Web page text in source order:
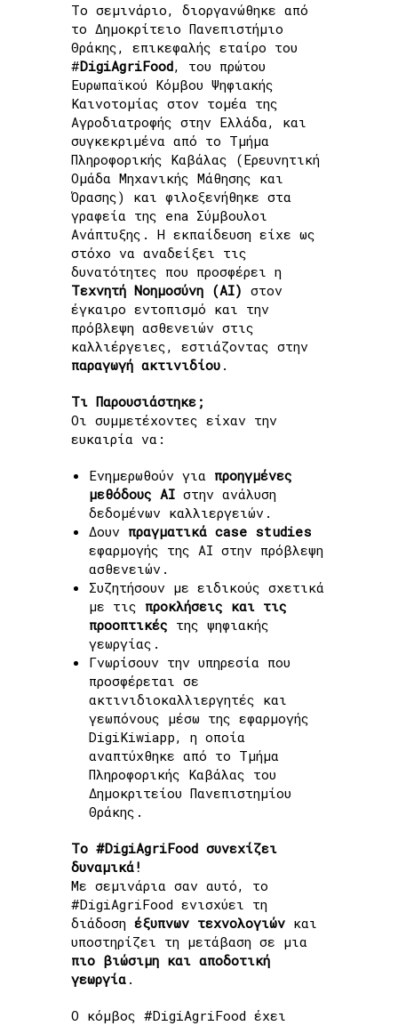
Το σεμινάριο, διοργανώθηκε από
το Δημοκρίτειο Πανεπιστήμιο
Θράκης, επικεφαλής εταίρο του
#DigiAgriFood, του πρώτου
Ευρωπαϊκού Κόμβου Ψηφιακής
Καινοτομίας στον τομέα της
Αγροδιατροφής στην Ελλάδα, και
συγκεκριμένα από το Τμήμα
Πληροφορικής Καβάλας (Ερευνητική
Ομάδα Μηχανικής Μάθησης και
Όρασης) και φιλοξενήθηκε στα
γραφεία της ena Σύμβουλοι
Ανάπτυξης. Η εκπαίδευση είχε ως
στόχο να αναδείξει τις
δυνατότητες που προσφέρει η
Τεχνητή Νοημοσύνη (AI) στον
έγκαιρο εντοπισμό και την
πρόβλεψη ασθενειών στις
καλλιέργειες, εστιάζοντας στην
παραγωγή ακτινιδίου .
Τι Παρουσιάστηκε;
Οι συμμετέχοντες είχαν την
ευκαιρία να:
Ενημερωθούν για προηγμένες
μεθόδους AI στην ανάλυση
δεδομένων καλλιεργειών.
Δουν πραγματικά case studies
εφαρμογής της AI στην πρόβλεψη
ασθενειών.
Συζητήσουν με ειδικούς σχετικά
με τις προκλήσεις και τις
προοπτικές της ψηφιακής
γεωργίας.
Γνωρίσουν την υπηρεσία που
προσφέρεται σε
ακτινιδιοκαλλιεργητές και
γεωπόνους μέσω της εφαρμογής
DigiKiwiapp, η οποία
αναπτύχθηκε από το Τμήμα
Πληροφορικής Καβάλας του
Δημοκριτείου Πανεπιστημίου
Θράκης.
Το #DigiAgriFood συνεχίζει
δυναμικά!
Με σεμινάρια σαν αυτό, το
#DigiAgriFood ενισχύει τη
διάδοση έξυπνων τεχνολογιών και
υποστηρίζει τη μετάβαση σε μια
πιο βιώσιμη και αποδοτική
γεωργία .
Ο κόμβος #DigiAgriFood έχει